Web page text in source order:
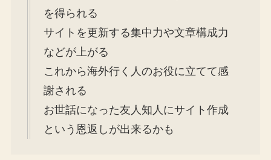
を得られる
サイトを更新する集中力や文章構成力
などが上がる
これから海外行く人のお役に立てて感
謝される
お世話になった友人知人にサイト作成
という恩返しが出来るかも